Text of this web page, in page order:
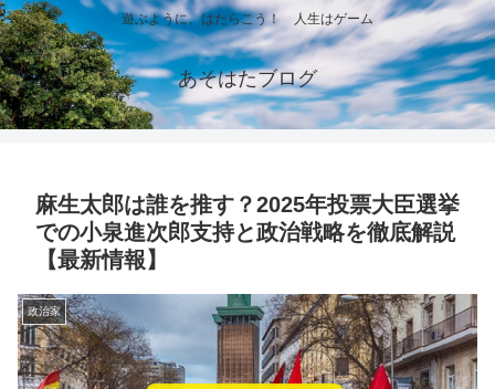
遊ぶように、はたらこう！ 人生はゲーム
あそはたブログ
麻生太郎は誰を推す？2025年投票大臣選挙
での小泉進次郎支持と政治戦略を徹底解説
【最新情報】
政治家